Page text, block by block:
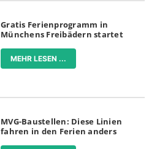
Gratis Ferienprogramm in
Münchens Freibädern startet
MEHR LESEN ...
MVG-Baustellen: Diese Linien
fahren in den Ferien anders